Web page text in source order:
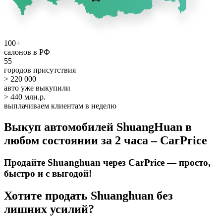
100+
салонов в РФ
55
городов присутствия
> 220 000
авто уже выкупили
> 440 млн.р.
выплачиваем клиентам в неделю
Выкуп автомобилей ShuangHuan в
любом состоянии за 2 часа – CarPrice
Продайте Shuanghuan через CarPrice — просто,
быстро и с выгодой!
Хотите продать Shuanghuan без
лишних усилий?